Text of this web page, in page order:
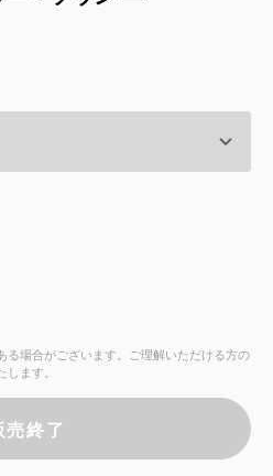
る場合がございます。ご理解いただける方の
ます。
売終了